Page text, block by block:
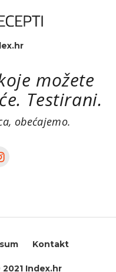
možete
Testirani.
obećajemo.
Kontakt
2021 Index.hr